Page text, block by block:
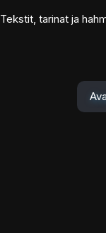
Tekstit, tarinat ja